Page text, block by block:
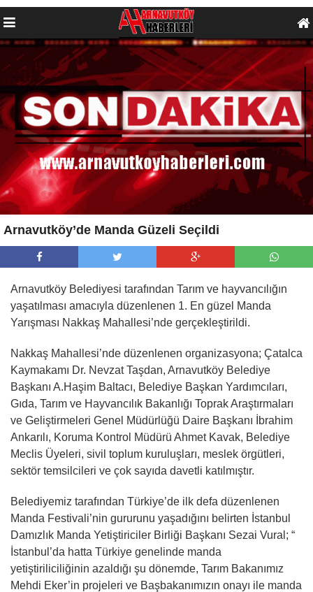
Arnavutköy’de Manda Güzeli Seçildi
Arnavutköy Belediyesi tarafından Tarım ve hayvancılığın
yaşatılması amacıyla düzenlenen 1. En güzel Manda
Yarışması Nakkaş Mahallesi’nde gerçekleştirildi.
Nakkaş Mahallesi’nde düzenlenen organizasyona; Çatalca
Kaymakamı Dr. Nevzat Taşdan, Arnavutköy Belediye
Başkanı A.Haşim Baltacı, Belediye Başkan Yardımcıları,
Gıda, Tarım ve Hayvancılık Bakanlığı Toprak Araştırmaları
ve Geliştirmeleri Genel Müdürlüğü Daire Başkanı İbrahim
Ankarılı, Koruma Kontrol Müdürü Ahmet Kavak, Belediye
Meclis Üyeleri, sivil toplum kuruluşları, meslek örgütleri,
sektör temsilcileri ve çok sayıda davetli katılmıştır.
Belediyemiz tarafından Türkiye’de ilk defa düzenlenen
Manda Festivali’nin gururunu yaşadığını belirten İstanbul
Damızlık Manda Yetiştiriciler Birliği Başkanı Sezai Vural; “
İstanbul’da hatta Türkiye genelinde manda
yetiştiriliciliğinin azaldığı şu dönemde, Tarım Bakanımız
Mehdi Eker’in projeleri ve Başbakanımızın onayı ile manda